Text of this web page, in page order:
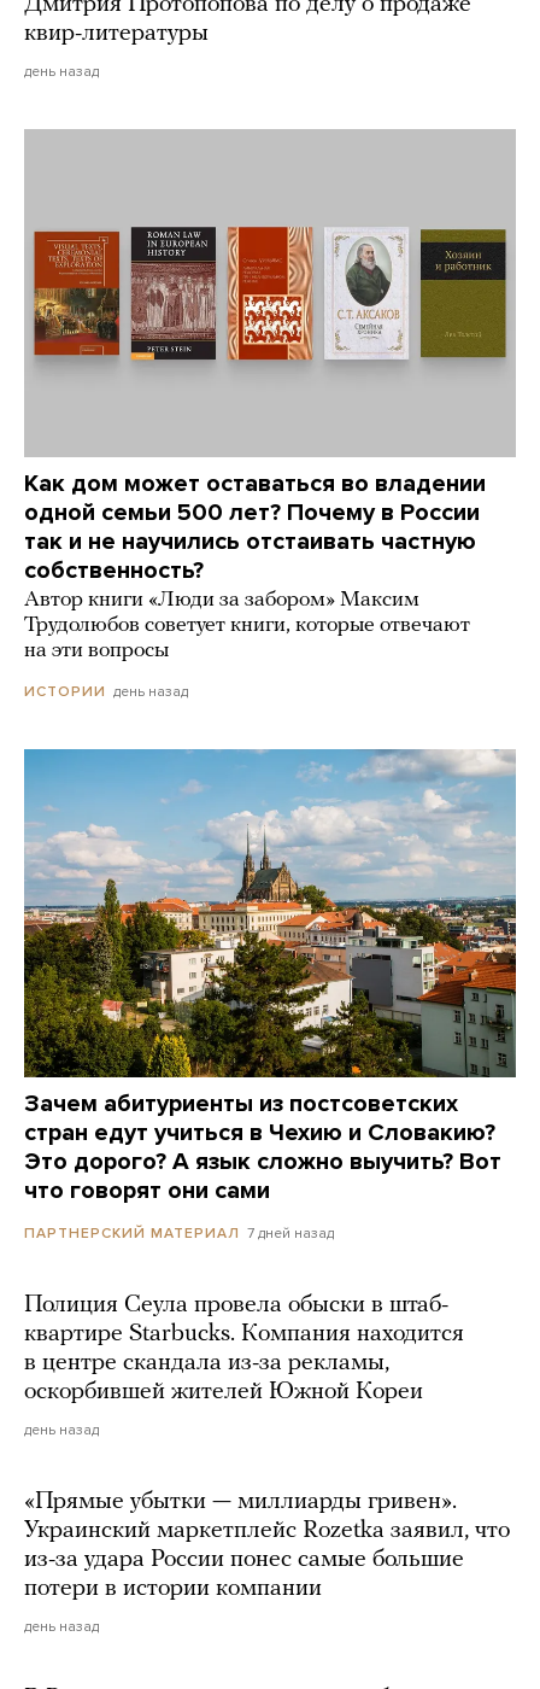
Дмитрия Протопопова по делу о продаже
квир-литературы
день назад
Как дом может оставаться во владении
одной семьи 500 лет? Почему в России
так и не научились отстаивать частную
собственность?
Автор книги «Люди за забором» Максим
Трудолюбов советует книги, которые отвечают
на эти вопросы
ИСТОРИИ день назад
Зачем абитуриенты из постсоветских
стран едут учиться в Чехию и Словакию?
Это дорого? А язык сложно выучить? Вот
что говорят они сами
ПАРТНЕРСКИЙ МАТЕРИАЛ 7 дней назад
Полиция Сеула провела обыски в штаб-
квартире Starbucks. Компания находится
в центре скандала из-за рекламы,
оскорбившей жителей Южной Кореи
день назад
«Прямые убытки — миллиарды гривен».
Украинский маркетплейс Rozetka заявил, что
из-за удара России понес самые большие
потери в истории компании
день назад